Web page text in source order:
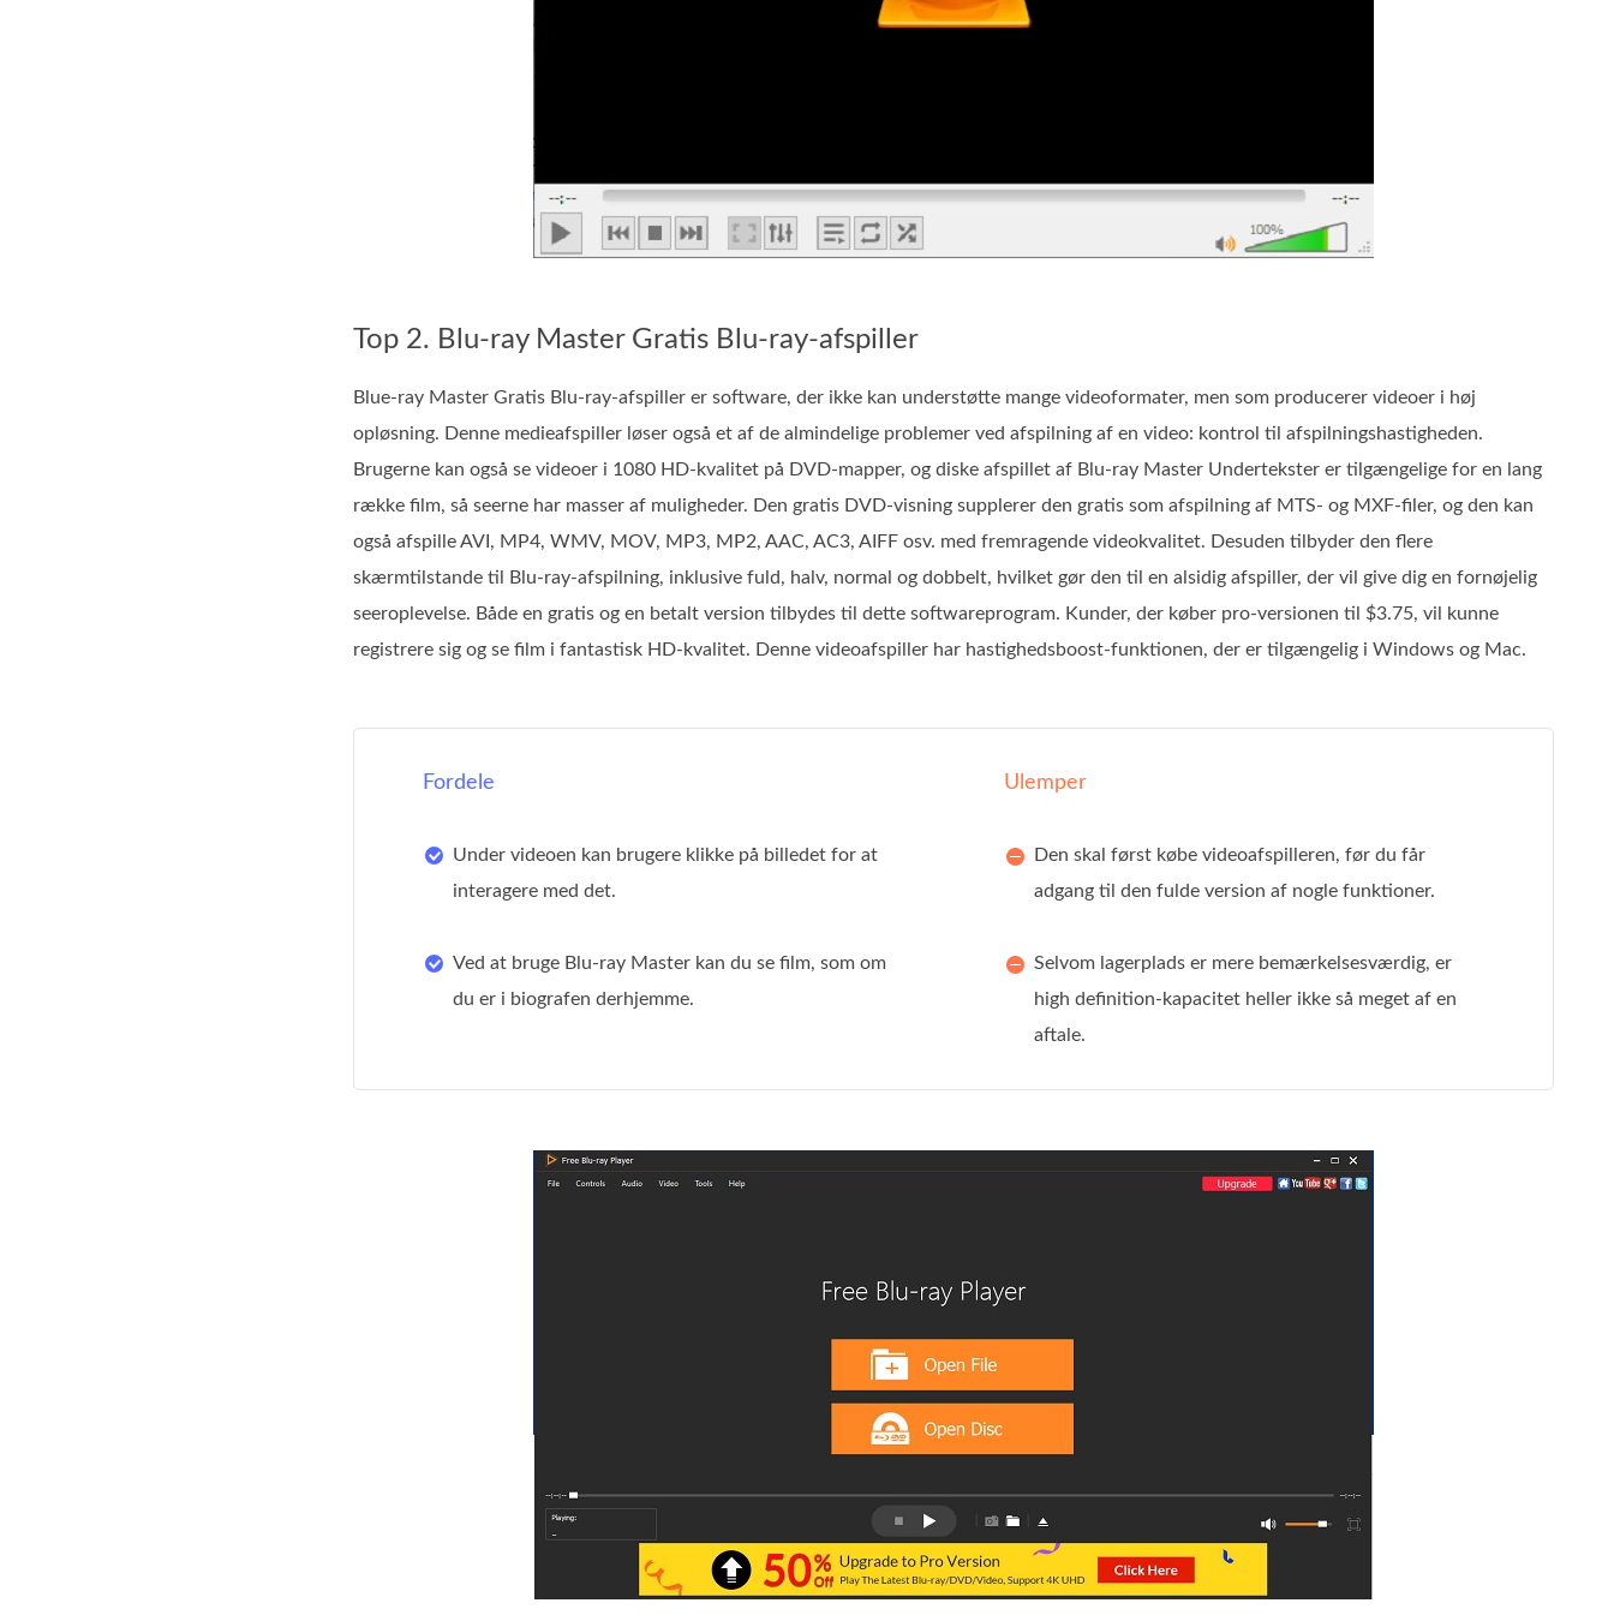
Top 2. Blu-ray Master Gratis Blu-ray-afspiller
Blue-ray Master Gratis Blu-ray-afspiller er software, der ikke kan understøtte mange videoformater, men som producerer videoer i høj
opløsning. Denne medieafspiller løser også et af de almindelige problemer ved afspilning af en video: kontrol til afspilningshastigheden.
Brugerne kan også se videoer i 1080 HD-kvalitet på DVD-mapper, og diske afspillet af Blu-ray Master Undertekster er tilgængelige for en lang
række film, så seerne har masser af muligheder. Den gratis DVD-visning supplerer den gratis som afspilning af MTS- og MXF-filer, og den kan
også afspille AVI, MP4, WMV, MOV, MP3, MP2, AAC, AC3, AIFF osv. med fremragende videokvalitet. Desuden tilbyder den flere
skærmtilstande til Blu-ray-afspilning, inklusive fuld, halv, normal og dobbelt, hvilket gør den til en alsidig afspiller, der vil give dig en fornøjelig
seeroplevelse. Både en gratis og en betalt version tilbydes til dette softwareprogram. Kunder, der køber pro-versionen til $3.75, vil kunne
registrere sig og se film i fantastisk HD-kvalitet. Denne videoafspiller har hastighedsboost-funktionen, der er tilgængelig i Windows og Mac.
Fordele
Under videoen kan brugere klikke på billedet for at
interagere med det.
Ved at bruge Blu-ray Master kan du se film, som om
du er i biografen derhjemme.
Ulemper
Den skal først købe videoafspilleren, før du får
adgang til den fulde version af nogle funktioner.
Selvom lagerplads er mere bemærkelsesværdig, er
high definition-kapacitet heller ikke så meget af en
aftale.